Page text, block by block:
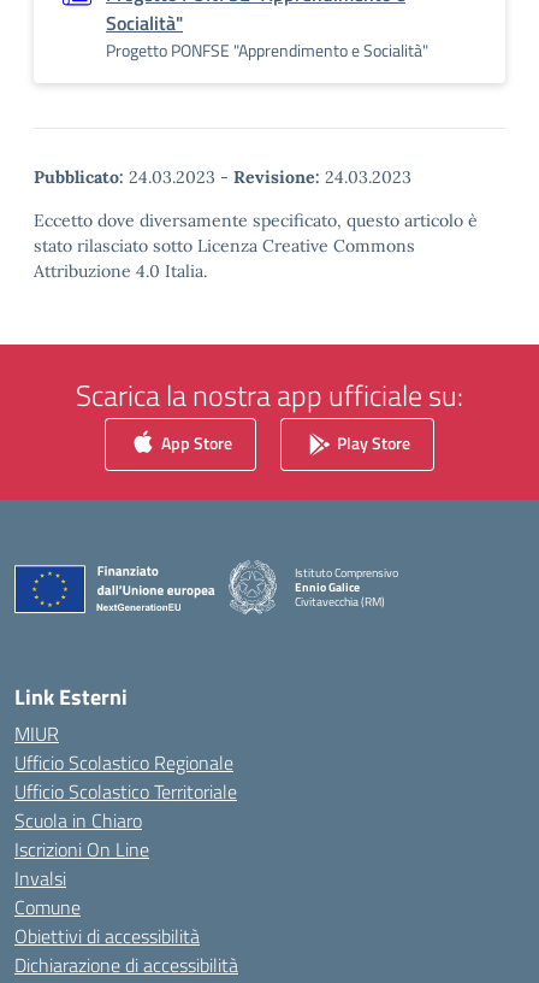
Socialità"
Progetto PONFSE "Apprendimento e Socialità"
Pubblicato: 24.03.2023 - Revisione: 24.03.2023
Eccetto dove diversamente specificato, questo articolo è
stato rilasciato sotto Licenza Creative Commons
Attribuzione 4.0 Italia.
Scarica la nostra app ufficiale su:
App Store Play Store
Istituto Comprensivo
Ennio Galice
Civitavecchia (RM)
Link Esterni
MIUR
Ufficio Scolastico Regionale
Ufficio Scolastico Territoriale
Scuola in Chiaro
Iscrizioni On Line
Invalsi
Comune
Obiettivi di accessibilità
Dichiarazione di accessibilità